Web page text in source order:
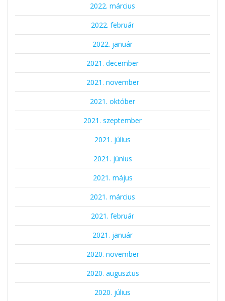
2022. március
2022. február
2022. január
2021. december
2021. november
2021. október
2021. szeptember
2021. július
2021. június
2021. május
2021. március
2021. február
2021. január
2020. november
2020. augusztus
2020. július